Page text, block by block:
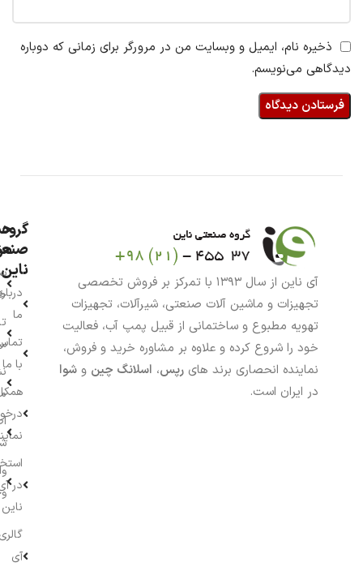
ذخیره نام، ایمیل و وبسایت من در مرورگر برای زمانی که دوباره
دیدگاهی می‌نویسم.
آی ناین از سال ۱۳۹۳ با تمرکز بر فروش تخصصی
تجهیزات و ماشین آلات صنعتی، شیرآلات، تجهیزات
تهویه مطبوع و ساختمانی از قبیل پمپ آب، فعالیت
خود را شروع کرده و علاوه بر مشاوره خرید و فروش،
نماینده انحصاری برند های رپس، اسلانگ چین و شوا
در ایران است.
گروه
ناین
ما
با ما
در
ناین
آی